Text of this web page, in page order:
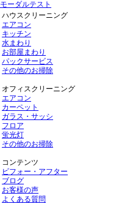
モーダルテスト
ハウスクリーニング
エアコン
キッチン
水まわり
お部屋まわり
パックサービス
その他のお掃除
オフィスクリーニング
エアコン
カーペット
ガラス・サッシ
フロア
蛍光灯
その他のお掃除
コンテンツ
ビフォー・アフター
ブログ
お客様の声
よくある質問